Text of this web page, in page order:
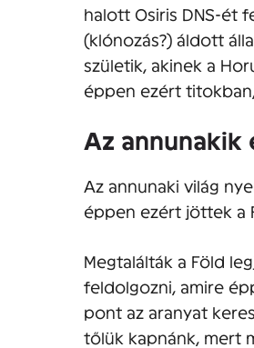
halott Osiris DNS-ét
(klónozás?) áldott
születik, akinek a
éppen ezért
Az annunakik
Az annunaki világ
éppen ezért jöttek a
Megtalálták a Föld
feldolgozni, amire
pont az aranyat
tőlük kapnánk, mert